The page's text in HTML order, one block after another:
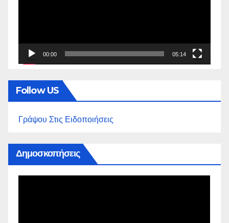
00:00 05:14
Follow US
Γράψου Στις Ειδοποιήσεις
Δημοσκοπήσεις